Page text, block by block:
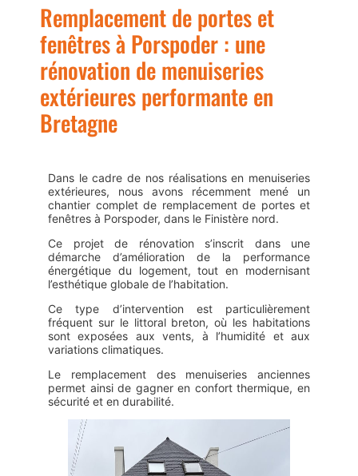
Remplacement de portes et
fenêtres à Porspoder : une
rénovation de menuiseries
extérieures performante en
Bretagne
Dans le cadre de nos réalisations en menuiseries
extérieures, nous avons récemment mené un
chantier complet de remplacement de portes et
fenêtres à Porspoder, dans le Finistère nord.
Ce projet de rénovation s’inscrit dans une
démarche d’amélioration de la performance
énergétique du logement, tout en modernisant
l’esthétique globale de l’habitation.
Ce type d’intervention est particulièrement
fréquent sur le littoral breton, où les habitations
sont exposées aux vents, à l’humidité et aux
variations climatiques.
Le remplacement des menuiseries anciennes
permet ainsi de gagner en confort thermique, en
sécurité et en durabilité.